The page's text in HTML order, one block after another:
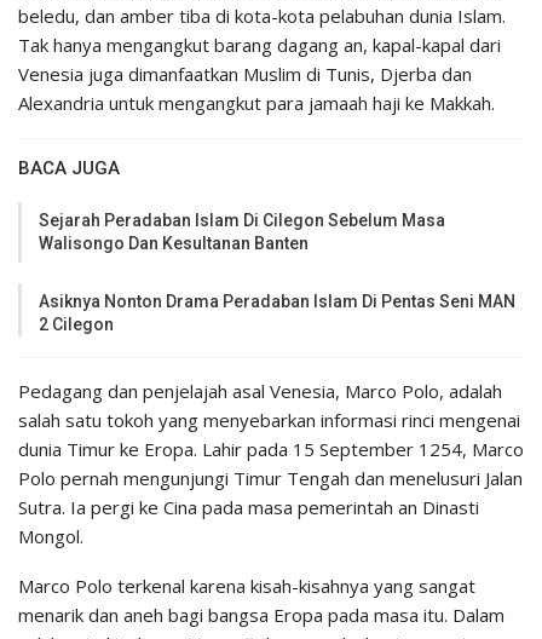
beledu, dan amber tiba di kota-kota pelabuhan dunia Islam.
Tak hanya mengangkut barang dagang an, kapal-kapal dari
Venesia juga dimanfaatkan Muslim di Tunis, Djerba dan
Alexandria untuk mengangkut para jamaah haji ke Makkah.
BACA JUGA
Sejarah Peradaban Islam Di Cilegon Sebelum Masa
Walisongo Dan Kesultanan Banten
Asiknya Nonton Drama Peradaban Islam Di Pentas Seni MAN
2 Cilegon
Pedagang dan penjelajah asal Venesia, Marco Polo, adalah
salah satu tokoh yang menyebarkan informasi rinci mengenai
dunia Timur ke Eropa. Lahir pada 15 September 1254, Marco
Polo pernah mengunjungi Timur Tengah dan menelusuri Jalan
Sutra. Ia pergi ke Cina pada masa pemerintah an Dinasti
Mongol.
Marco Polo terkenal karena kisah-kisahnya yang sangat
menarik dan aneh bagi bangsa Eropa pada masa itu. Dalam